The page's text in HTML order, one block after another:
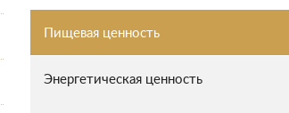
Пищевая ценность
Энергетическая ценность